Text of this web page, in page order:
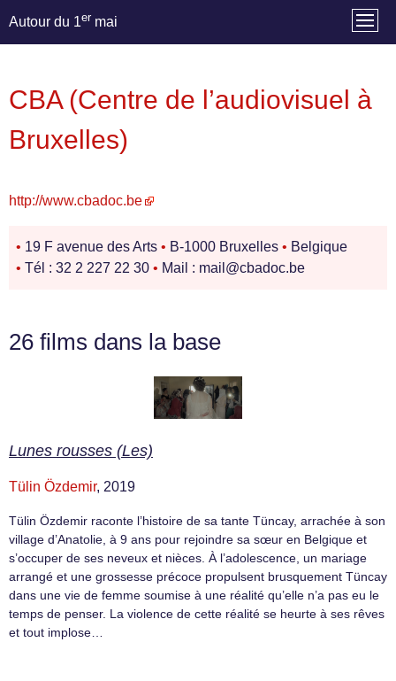
Autour du 1er mai
CBA (Centre de l’audiovisuel à
Bruxelles)
http://www.cbadoc.be
• 19 F avenue des Arts • B-1000 Bruxelles • Belgique
• Tél : 32 2 227 22 30 • Mail : mail@cbadoc.be
26 films dans la base
Lunes rousses (Les)
Tülin Özdemir, 2019
Tülin Özdemir raconte l’histoire de sa tante Tüncay, arrachée à son
village d’Anatolie, à 9 ans pour rejoindre sa sœur en Belgique et
s’occuper de ses neveux et nièces. À l’adolescence, un mariage
arrangé et une grossesse précoce propulsent brusquement Tüncay
dans une vie de femme soumise à une réalité qu’elle n’a pas eu le
temps de penser. La violence de cette réalité se heurte à ses rêves
et tout implose…